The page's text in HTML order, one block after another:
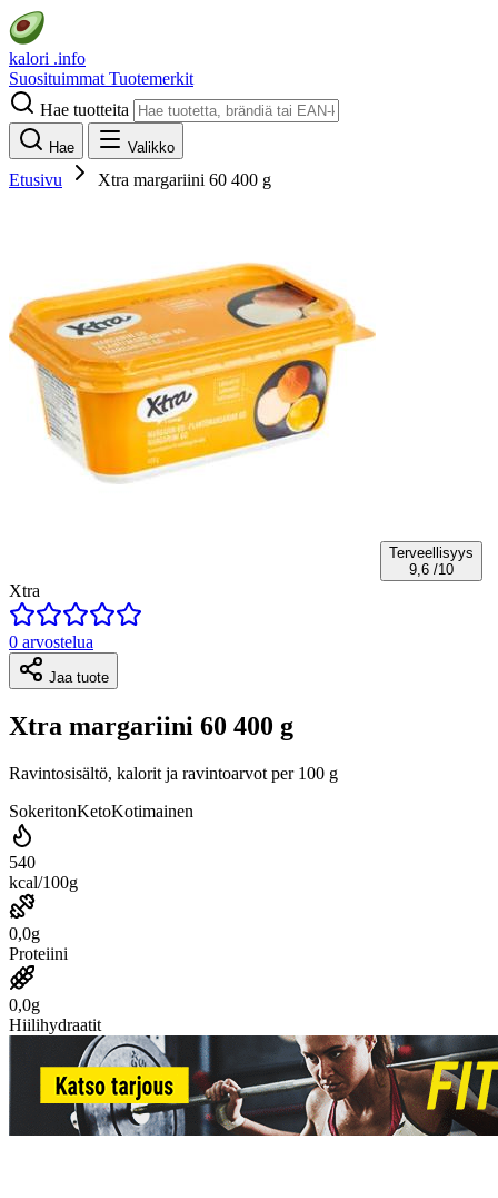
kalori .info
Suosituimmat Tuotemerkit
Hae tuotteita
Hae Valikko
Etusivu Xtra margariini 60 400 g
Terveellisyys
9,6 /10
Xtra
0 arvostelua
Jaa tuote
Xtra margariini 60 400 g
Ravintosisältö, kalorit ja ravintoarvot per 100 g
SokeritonKetoKotimainen
540
kcal/100g
0,0g
Proteiini
0,0g
Hiilihydraatit